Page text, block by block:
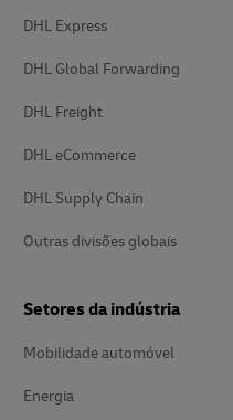
DHL Express
DHL Global Forwarding
DHL Freight
DHL eCommerce
DHL Supply Chain
Outras divisões globais
Setores da indústria
Mobilidade automóvel
Energia